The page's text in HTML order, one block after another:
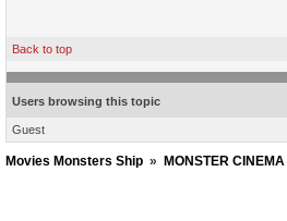
Back to top
Users browsing this topic
Guest
Movies Monsters Ship » MONSTER CINEMA